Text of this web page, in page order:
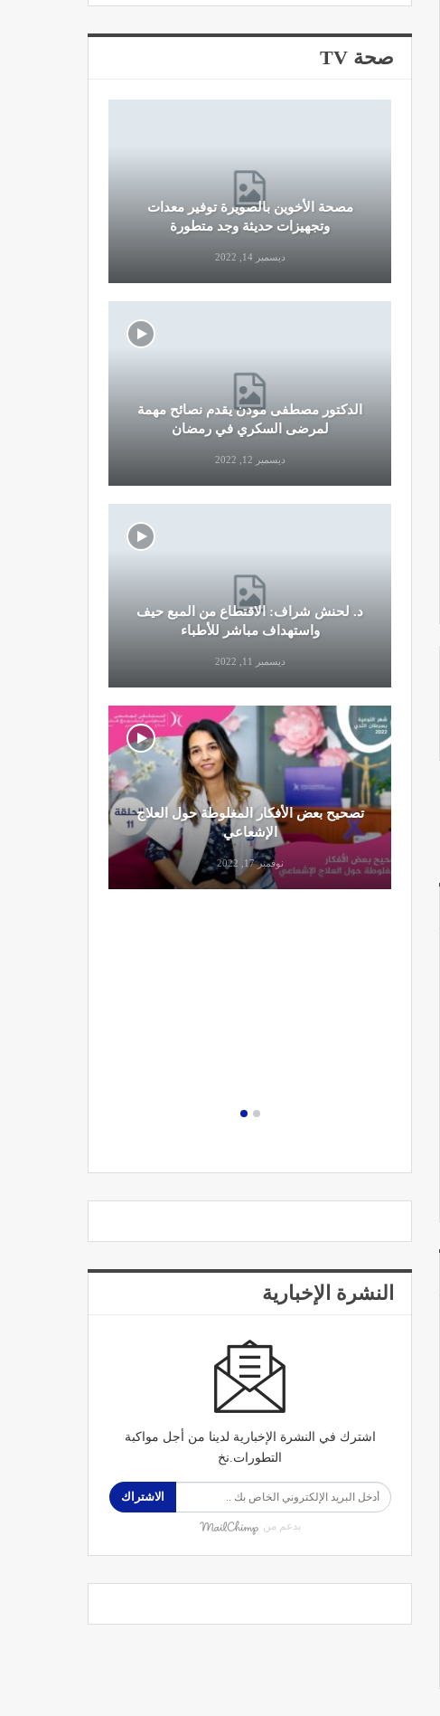
صحة TV
مصحة الأخوين بالصويرة توفير معدات
وتجهيزات حديثة وجد متطورة
ديسمبر 14, 2022
الدكتور مصطفى مودن يقدم نصائح مهمة
لمرضى السكري في رمضان
ديسمبر 12, 2022
د. لحنش شراف: الاقتطاع من المبع حيف
واستهداف مباشر للأطباء
ديسمبر 11, 2022
تصحيح بعض الأفكار المغلوطة حول العلاج
الإشعاعي
نوفمبر 17, 2022
النشرة الإخبارية
اشترك في النشرة الإخبارية لدينا من أجل مواكبة
التطورات.نخ
الاشتراك
بدعم من